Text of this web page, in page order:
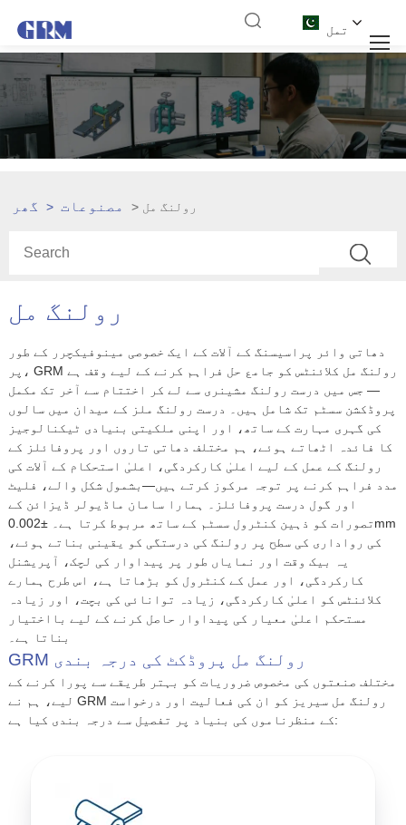
تمل
گھر > مصنوعات > رولنگ مل
رولنگ مل
دھاتی وائر پراسیسنگ کے آلات کے ایک خصوصی مینوفیکچرر کے طور
پر، GRM رولنگ مل کلائنٹس کو جامع حل فراہم کرنے کے لیے وقف ہے
— جس میں درست رولنگ مشینری سے لے کر اختتام سے آخر تک مکمل
پروڈکشن سسٹم تک شامل ہیں۔ درست رولنگ ملز کے میدان میں سالوں
کی گہری مہارت کے ساتھ، اور اپنی ملکیتی بنیادی ٹیکنالوجیز
کا فائدہ اٹھاتے ہوئے، ہم مختلف دھاتی تاروں اور پروفائلز کے
رولنگ کے عمل کے لیے اعلیٰ کارکردگی، اعلیٰ استحکام کے آلات کی
مدد فراہم کرنے پر توجہ مرکوز کرتے ہیں—بشمول شکل والے، فلیٹ
اور گول درست پروفائلز۔ ہمارا سامان ماڈیولر ڈیزائن کے
تصورات کو ذہین کنٹرول سسٹم کے ساتھ مربوط کرتا ہے۔ ±0.002mm
کی رواداری کی سطح پر رولنگ کی درستگی کو یقینی بناتے ہوئے،
یہ بیک وقت اور نمایاں طور پر پیداوار کی لچک، آپریشنل
کارکردگی، اور عمل کے کنٹرول کو بڑھاتا ہے، اس طرح ہمارے
کلائنٹس کو اعلیٰ کارکردگی، زیادہ توانائی کی بچت، اور زیادہ
مستحکم اعلیٰ معیار کی پیداوار حاصل کرنے کے لیے بااختیار
بناتا ہے۔
GRM رولنگ مل پروڈکٹ کی درجہ بندی
مختلف صنعتوں کی مخصوص ضروریات کو بہتر طریقے سے پورا کرنے کے
لیے، ہم نے GRM رولنگ مل سیریز کو ان کی فعالیت اور درخواست
کے منظرناموں کی بنیاد پر تفصیل سے درجہ بندی کیا ہے: